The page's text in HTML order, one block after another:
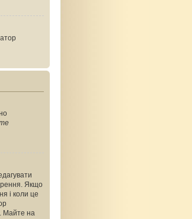
Якщо
і коли це
Майте на